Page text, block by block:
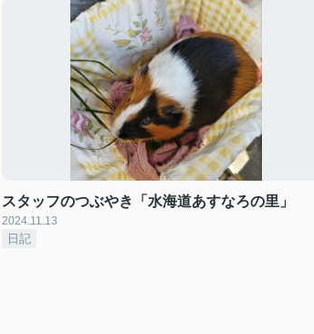
スタッフのつぶやき「水海道あすなろの里」
2024.11.13
日記